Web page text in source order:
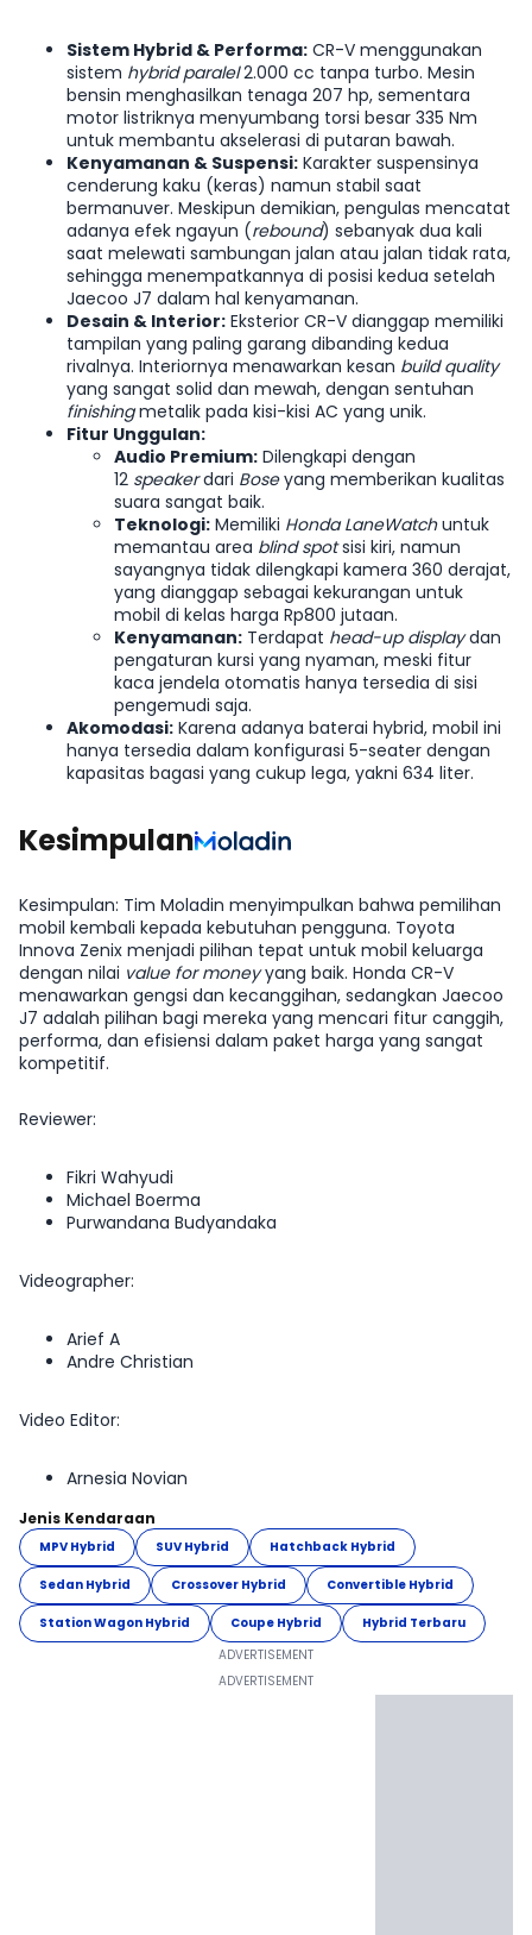
Sistem Hybrid & Performa: CR-V menggunakan
sistem hybrid paralel2.000 cc tanpa turbo. Mesin
bensin menghasilkan tenaga 207 hp, sementara
motor listriknya menyumbang torsi besar 335 Nm
untuk membantu akselerasi di putaran bawah.
Kenyamanan & Suspensi: Karakter suspensinya
cenderung kaku (keras) namun stabil saat
bermanuver. Meskipun demikian, pengulas mencatat
adanya efek ngayun (rebound) sebanyak dua kali
saat melewati sambungan jalan atau jalan tidak rata,
sehingga menempatkannya di posisi kedua setelah
Jaecoo J7 dalam hal kenyamanan.
Desain & Interior: Eksterior CR-V dianggap memiliki
tampilan yang paling garang dibanding kedua
rivalnya. Interiornya menawarkan kesan build quality
yang sangat solid dan mewah, dengan sentuhan
finishingmetalik pada kisi-kisi AC yang unik.
Fitur Unggulan:
Audio Premium: Dilengkapi dengan
12 speakerdari Boseyang memberikan kualitas
suara sangat baik.
Teknologi: Memiliki Honda LaneWatchuntuk
memantau area blind spotsisi kiri, namun
sayangnya tidak dilengkapi kamera 360 derajat,
yang dianggap sebagai kekurangan untuk
mobil di kelas harga Rp800 jutaan.
Kenyamanan: Terdapat head-up displaydan
pengaturan kursi yang nyaman, meski fitur
kaca jendela otomatis hanya tersedia di sisi
pengemudi saja.
Akomodasi: Karena adanya baterai hybrid, mobil ini
hanya tersedia dalam konfigurasi 5-seater dengan
kapasitas bagasi yang cukup lega, yakni 634 liter.
Kesimpulan
Kesimpulan: Tim Moladin menyimpulkan bahwa pemilihan
mobil kembali kepada kebutuhan pengguna. Toyota
Innova Zenix menjadi pilihan tepat untuk mobil keluarga
dengan nilai value for moneyyang baik. Honda CR-V
menawarkan gengsi dan kecanggihan, sedangkan Jaecoo
J7 adalah pilihan bagi mereka yang mencari fitur canggih,
performa, dan efisiensi dalam paket harga yang sangat
kompetitif.
Reviewer:
Fikri Wahyudi
Michael Boerma
Purwandana Budyandaka
Videographer:
Arief A
Andre Christian
Video Editor:
Arnesia Novian
Jenis Kendaraan
MPV Hybrid SUV Hybrid Hatchback Hybrid
Sedan Hybrid Crossover Hybrid Convertible Hybrid
Station Wagon Hybrid Coupe Hybrid Hybrid Terbaru